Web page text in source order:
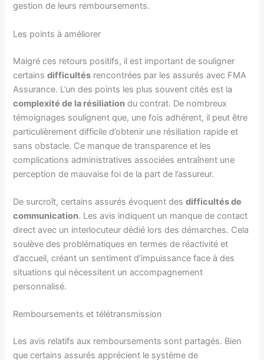
gestion de leurs remboursements.
Les points à améliorer
Malgré ces retours positifs, il est important de souligner
certainsdifficultés rencontrées par les assurés avec FMA
Assurance. L’un des points les plus souvent cités est la
complexité de la résiliation du contrat. De nombreux
témoignages soulignent que, une fois adhérent, il peut être
particulièrement difficile d’obtenir une résiliation rapide et
sans obstacle. Ce manque de transparence et les
complications administratives associées entraînent une
perception de mauvaise foi de la part de l’assureur.
De surcroît, certains assurés évoquent desdifficultés de
communication. Les avis indiquent un manque de contact
direct avec un interlocuteur dédié lors des démarches. Cela
soulève des problématiques en termes de réactivité et
d’accueil, créant un sentiment d’impuissance face à des
situations qui nécessitent un accompagnement
personnalisé.
Remboursements et télétransmission
Les avis relatifs aux remboursements sont partagés. Bien
que certains assurés apprécient le système de